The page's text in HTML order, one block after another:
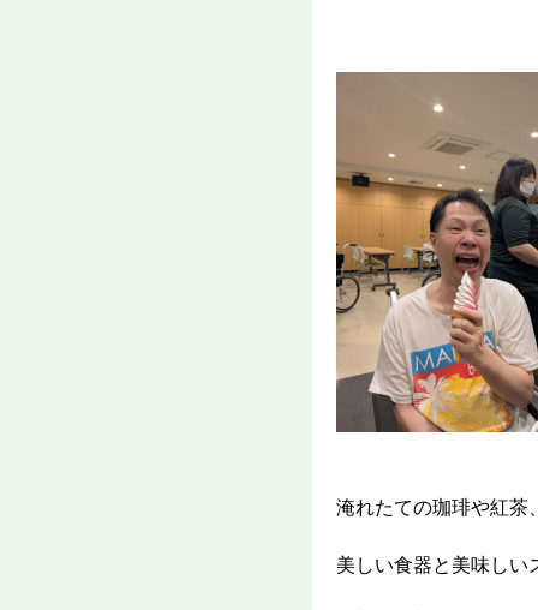
淹れたての珈琲や紅茶
美しい食器と美味しい